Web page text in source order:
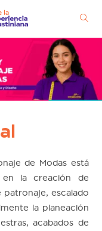
de Modas está
en la creación de
patronaje, escalado
la planeación
acabados de